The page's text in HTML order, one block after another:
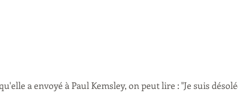
a envoyé à Paul Kemsley, on peut lire : "Je suis